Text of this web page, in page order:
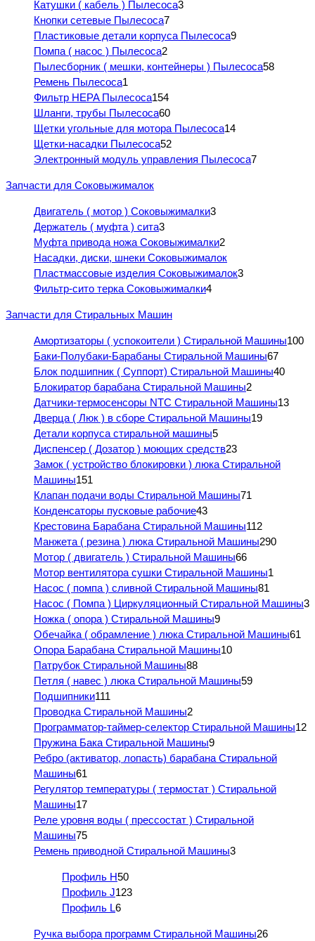
Катушки ( кабель ) Пылесоса3
Кнопки сетевые Пылесоса7
Пластиковые детали корпуса Пылесоса9
Помпа ( насос ) Пылесоса2
Пылесборник ( мешки, контейнеры ) Пылесоса58
Ремень Пылесоса1
Фильтр HEPA Пылесоса154
Шланги, трубы Пылесоса60
Щетки угольные для мотора Пылесоса14
Щетки-насадки Пылесоса52
Электронный модуль управления Пылесоса7
Запчасти для Соковыжималок
Двигатель ( мотор ) Соковыжималки3
Держатель ( муфта ) сита3
Муфта привода ножа Соковыжималки2
Насадки, диски, шнеки Соковыжималок
Пластмассовые изделия Соковыжималок3
Фильтр-сито терка Соковыжималки4
Запчасти для Стиральных Машин
Амортизаторы ( успокоители ) Стиральной Машины100
Баки-Полубаки-Барабаны Стиральной Машины67
Блок подшипник ( Суппорт) Стиральной Машины40
Блокиратор барабана Стиральной Машины2
Датчики-термосенсоры NTC Стиральной Машины13
Дверца ( Люк ) в сборе Стиральной Машины19
Детали корпуса стиральной машины5
Диспенсер ( Дозатор ) моющих средств23
Замок ( устройство блокировки ) люка Стиральной
Машины151
Клапан подачи воды Стиральной Машины71
Конденсаторы пусковые рабочие43
Крестовина Барабана Стиральной Машины112
Манжета ( резина ) люка Стиральной Машины290
Мотор ( двигатель ) Стиральной Машины66
Мотор вентилятора сушки Стиральной Машины1
Насос ( помпа ) сливной Стиральной Машины81
Насос ( Помпа ) Циркуляционный Стиральной Машины3
Ножка ( опора ) Стиральной Машины9
Обечайка ( обрамление ) люка Стиральной Машины61
Опора Барабана Стиральной Машины10
Патрубок Стиральной Машины88
Петля ( навес ) люка Стиральной Машины59
Подшипники111
Проводка Стиральной Машины2
Программатор-таймер-селектор Стиральной Машины12
Пружина Бака Стиральной Машины9
Ребро (активатор, лопасть) барабана Стиральной
Машины61
Регулятор температуры ( термостат ) Стиральной
Машины17
Реле уровня воды ( прессостат ) Стиральной
Машины75
Ремень приводной Стиральной Машины3
Профиль H50
Профиль J123
Профиль L6
Ручка выбора программ Стиральной Машины26